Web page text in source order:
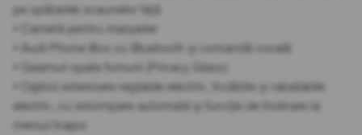
pe spătarele scaunelor față
• Cameră pentru marșarier
• Audi Phone Box cu Bluetooth și comandă vocală
• Geamuri spate fumurii (Privacy Glass)
• Oglinzi exterioare reglabile electric, încălzite și rabatabile
electric, cu estompare automată și funcție de înclinare la
mersul înapoi